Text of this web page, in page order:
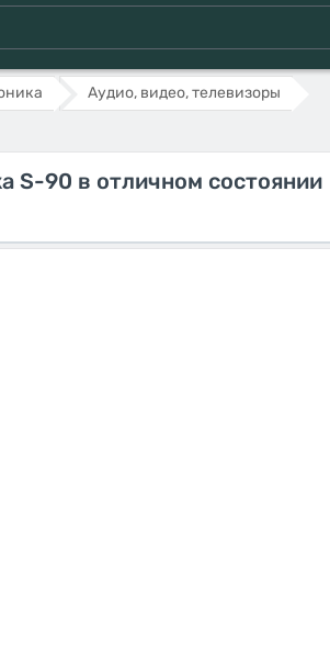
Аудио, видео, телевизоры
S-90 в отличном состоянии